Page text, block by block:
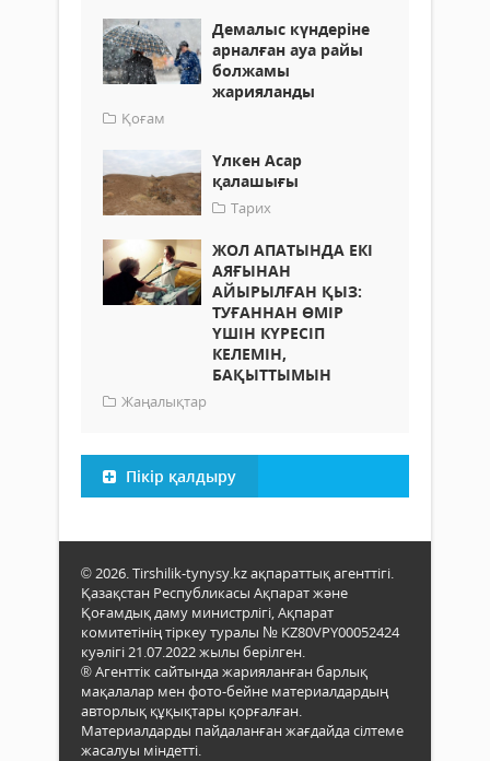
Демалыс күндеріне
арналған ауа райы
болжамы
жарияланды
Қоғам
Үлкен Асар
қалашығы
Тарих
ЖОЛ АПАТЫНДА ЕКІ
АЯҒЫНАН
АЙЫРЫЛҒАН ҚЫЗ:
ТУҒАННАН ӨМІР
ҮШІН КҮРЕСІП
КЕЛЕМІН,
БАҚЫТТЫМЫН
Жаңалықтар
Пікір қалдыру
© 2026. Tirshilik-tynysy.kz ақпараттық агенттігі.
Қазақстан Республикасы Ақпарат және
Қоғамдық даму министрлігі, Ақпарат
комитетінің тіркеу туралы № KZ80VPY00052424
куәлігі 21.07.2022 жылы берілген.
® Агенттік сайтында жарияланған барлық
мақалалар мен фото-бейне материалдардың
авторлық құқықтары қорғалған.
Материалдарды пайдаланған жағдайда сілтеме
жасалуы міндетті.